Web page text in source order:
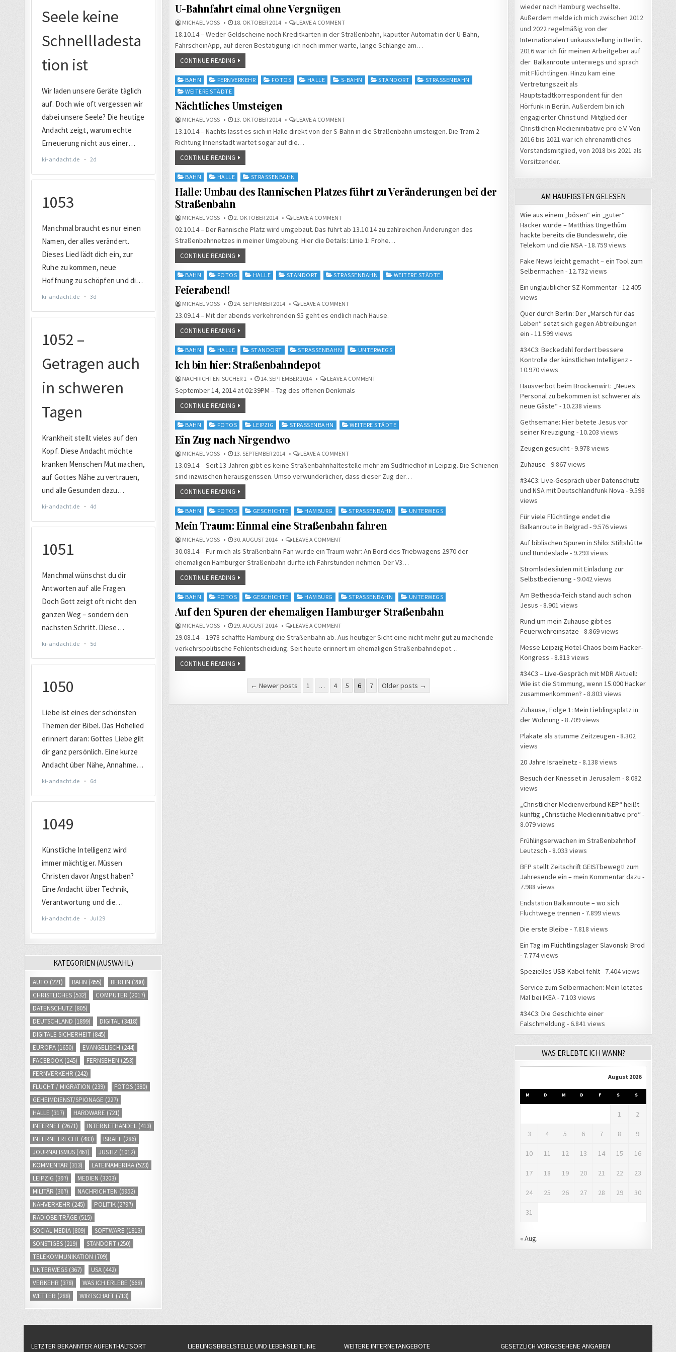
U-Bahnfahrt eimal ohne Vergnügen
MICHAEL VOSS 18. OKTOBER 2014 LEAVE A COMMENTON
BAHNFAHRT
OHNE
VERGNÜGEN
18.10.14 – Weder Geldscheine noch Kreditkarten in der Straßenbahn, kaputter Automat in der U-Bahn,
FahrscheinApp, auf deren Bestätigung ich noch immer warte, lange Schlange am…
CONTINUE READING
Posted
in
BAHN FERNVERKEHR FOTOS HALLE S-BAHN STANDORT
STRASSENBAHN
WEITERE STÄDTE
Nächtliches Umsteigen
MICHAEL VOSS 13. OKTOBER 2014 LEAVE A COMMENTON
UMSTEIGEN
13.10.14 – Nachts lässt es sich in Halle direkt von der S-Bahn in die Straßenbahn umsteigen. Die Tram 2
Richtung Innenstadt wartet sogar auf die…
CONTINUE READING
Posted
in
BAHN HALLE STRASSENBAHN
Halle: Umbau des Rannischen Platzes führt zu Veränderungen bei der
Straßenbahn
MICHAEL VOSS 2. OKTOBER 2014 LEAVE A COMMENTON
UMBAU
RANNISCHEN
BEI
DER
02.10.14 – Der Rannische Platz wird umgebaut. Das führt ab 13.10.14 zu zahlreichen Änderungen des
Straßenbahnnetzes in meiner Umgebung. Hier die Details: Linie 1: Frohe…
CONTINUE READING
Posted
in
BAHN FOTOS HALLE STANDORT STRASSENBAHN WEITERE STÄDTE
Feierabend!
MICHAEL VOSS 24. SEPTEMBER 2014 LEAVE A COMMENTON
23.09.14 – Mit der abends verkehrenden 95 geht es endlich nach Hause.
CONTINUE READING
Posted
in
BAHN HALLE STANDORT STRASSENBAHN UNTERWEGS
Ich bin hier: Straßenbahndepot
NACHRICHTEN-SUCHER 1 14. SEPTEMBER 2014 LEAVE A COMMENTON
September 14, 2014 at 02:39PM – Tag des offenen Denkmals
CONTINUE READING
Posted
in
BAHN FOTOS LEIPZIG STRASSENBAHN WEITERE STÄDTE
Ein Zug nach Nirgendwo
MICHAEL VOSS 13. SEPTEMBER 2014 LEAVE A COMMENTON
ZUG
NIRGENDWO
13.09.14 – Seit 13 Jahren gibt es keine Straßenbahnhaltestelle mehr am Südfriedhof in Leipzig. Die Schienen
sind inzwischen herausgerissen. Umso verwunderlicher, dass dieser Zug der…
CONTINUE READING
Posted
in
BAHN FOTOS GESCHICHTE HAMBURG STRASSENBAHN UNTERWEGS
Mein Traum: Einmal eine Straßenbahn fahren
MICHAEL VOSS 30. AUGUST 2014 LEAVE A COMMENTON
TRAUM:
EINE
30.08.14 – Für mich als Straßenbahn-Fan wurde ein Traum wahr: An Bord des Triebwagens 2970 der
ehemaligen Hamburger Straßenbahn durfte ich Fahrstunden nehmen. Der V3…
CONTINUE READING
Posted
in
BAHN FOTOS GESCHICHTE HAMBURG STRASSENBAHN UNTERWEGS
Auf den Spuren der ehemaligen Hamburger Straßenbahn
MICHAEL VOSS 29. AUGUST 2014 LEAVE A COMMENTON
DEN
DER
29.08.14 – 1978 schaffte Hamburg die Straßenbahn ab. Aus heutiger Sicht eine nicht mehr gut zu machende
verkehrspolitische Fehlentscheidung. Seit heute erinnert im ehemaligen Straßenbahndepot…
CONTINUE READING
Seitennummerierung
← Newer posts 1 … 4 5 6 7 Older posts →
KATEGORIEN (AUSWAHL)
AUTO (221) BAHN (455) BERLIN (280)
CHRISTLICHES (532) COMPUTER (2017)
DATENSCHUTZ (805)
DEUTSCHLAND (1899) DIGITAL (3418)
DIGITALE SICHERHEIT (845)
EUROPA (1650) EVANGELISCH (244)
FACEBOOK (245) FERNSEHEN (253)
FERNVERKEHR (242)
FLUCHT / MIGRATION (239) FOTOS (380)
GEHEIMDIENST/SPIONAGE (227)
HALLE (317) HARDWARE (721)
INTERNET (2671) INTERNETHANDEL (413)
INTERNETRECHT (483) ISRAEL (286)
JOURNALISMUS (461) JUSTIZ (1012)
KOMMENTAR (313) LATEINAMERIKA (523)
LEIPZIG (397) MEDIEN (3203)
MILITÄR (367) NACHRICHTEN (5952)
NAHVERKEHR (245) POLITIK (2797)
RADIOBEITRÄGE (515)
SOCIAL MEDIA (809) SOFTWARE (1813)
SONSTIGES (219) STANDORT (250)
TELEKOMMUNIKATION (709)
UNTERWEGS (367) USA (442)
VERKEHR (378) WAS ICH ERLEBE (668)
WETTER (288) WIRTSCHAFT (713)
wieder nach Hamburg wechselte.
Außerdem melde ich mich zwischen 2012
und 2022 regelmäßig von der
Internationalen Funkausstellung in Berlin.
2016 war ich für meinen Arbeitgeber auf
der Balkanroute unterwegs und sprach
mit Flüchtlingen. Hinzu kam eine
Vertretungszeit als
Hauptstadtkorrespondent für den
Hörfunk in Berlin. Außerdem bin ich
engagierter Christ und Mitglied der
Christlichen Medieninitiative pro e.V. Von
2016 bis 2021 war ich ehrenamtliches
Vorstandsmitglied, von 2018 bis 2021 als
Vorsitzender.
AM HÄUFIGSTEN GELESEN
Wie aus einem „bösen“ ein „guter“
Hacker wurde – Matthias Ungethüm
hackte bereits die Bundeswehr, die
Telekom und die NSA - 18.759 views
Fake News leicht gemacht – ein Tool zum
Selbermachen - 12.732 views
Ein unglaublicher SZ-Kommentar- 12.405
views
Quer durch Berlin: Der „Marsch für das
Leben“ setzt sich gegen Abtreibungen
ein - 11.599 views
#34C3: Beckedahl fordert bessere
Kontrolle der künstlichen Intelligenz -
10.970 views
Hausverbot beim Brockenwirt: „Neues
Personal zu bekommen ist schwerer als
neue Gäste“ - 10.238 views
Gethsemane: Hier betete Jesus vor
seiner Kreuzigung - 10.203 views
Zeugen gesucht- 9.978 views
Zuhause - 9.867 views
#34C3: Live-Gespräch über Datenschutz
und NSA mit Deutschlandfunk Nova - 9.598
views
Für viele Flüchtlinge endet die
Balkanroute in Belgrad - 9.576 views
Auf biblischen Spuren in Shilo: Stiftshütte
und Bundeslade - 9.293 views
Stromladesäulen mit Einladung zur
Selbstbedienung - 9.042 views
Am Bethesda-Teich stand auch schon
Jesus - 8.901 views
Rund um mein Zuhause gibt es
Feuerwehreinsätze - 8.869 views
Messe Leipzig Hotel-Chaos beim Hacker-
Kongress - 8.813 views
#34C3 – Live-Gespräch mit MDR Aktuell:
Wie ist die Stimmung, wenn 15.000 Hacker
zusammenkommen? - 8.803 views
Zuhause, Folge 1: Mein Lieblingsplatz in
der Wohnung - 8.709 views
Plakate als stumme Zeitzeugen - 8.302
views
20 Jahre Israelnetz - 8.138 views
Besuch der Knesset in Jerusalem - 8.082
views
„Christlicher Medienverbund KEP“ heißt
künftig „Christliche Medieninitiative pro“ -
8.079 views
Frühlingserwachen im Straßenbahnhof
Leutzsch - 8.033 views
BFP stellt Zeitschrift GEISTbewegt! zum
Jahresende ein – mein Kommentar dazu -
7.988 views
Endstation Balkanroute – wo sich
Fluchtwege trennen - 7.899 views
Die erste Bleibe - 7.818 views
Ein Tag im Flüchtlingslager Slavonski Brod
- 7.774 views
Spezielles USB-Kabel fehlt- 7.404 views
Service zum Selbermachen: Mein letztes
Mal bei IKEA - 7.103 views
#34C3: Die Geschichte einer
Falschmeldung - 6.841 views
WAS ERLEBTE ICH WANN?
August 2026
M D M D F S S
1 2
3 4 5 6 7 8 9
10 11 12 13 14 15 16
17 18 19 20 21 22 23
24 25 26 27 28 29 30
31
« Aug.
LETZTER BEKANNTER AUFENTHALTSORT LIEBLINGSBIBELSTELLE UND LEBENSLEITLINIE WEITERE INTERNETANGEBOTE GESETZLICH VORGESEHENE ANGABEN